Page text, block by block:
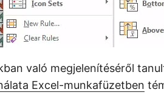
való megjelenítéséről
Excel-munkafüzetben